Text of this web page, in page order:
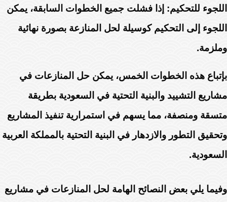
اللجوء للتحكيم: إذا فشلت جميع الخطوات السابقة، يمكن
اللجوء إلى التحكيم كوسيلة لحل المنازعة بصورة نهائية
وملزمة.
بإتباع هذه الخطوات الخمس، يمكن حل المنازعات في
مشاريع التشييد والبنية التحتية في السعودية بطريقة
متسقة ومنصفة، مما يسهم في استمرارية تنفيذ المشاريع
وتحقيق التطور والازدهار في البنية التحتية بالمملكة العربية
السعودية.
وفيما يلي بعض النصائح الهامة لحل المنازعات في مشاريع